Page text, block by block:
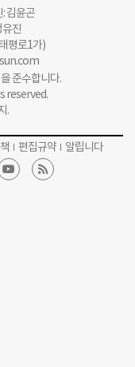
김윤곤
진
평로1가)
준수합니다.
reserved.
.
편집규약 알립니다